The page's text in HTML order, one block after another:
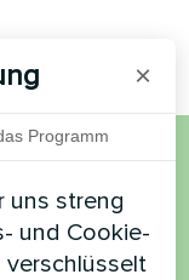
oder
×
Programm
uns streng
und Cookie-
verschlüsselt